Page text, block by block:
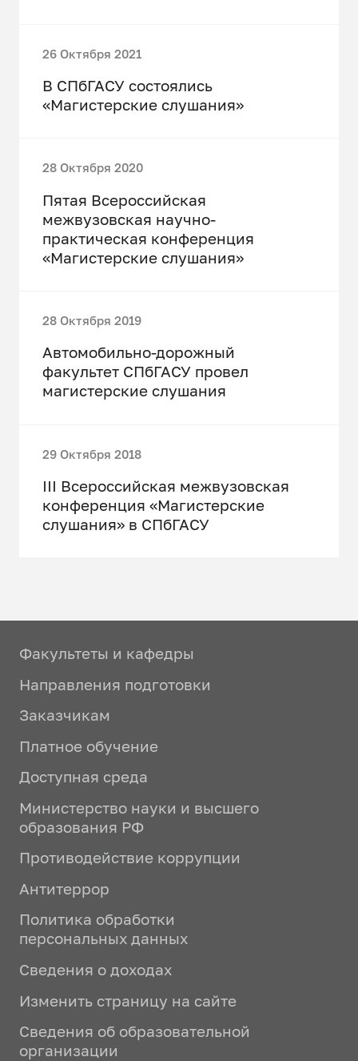
26 Октября 2021
В СПбГАСУ состоялись
«Магистерские слушания»
28 Октября 2020
Пятая Всероссийская
межвузовская научно-
практическая конференция
«Магистерские слушания»
28 Октября 2019
Автомобильно-дорожный
факультет СПбГАСУ провел
магистерские слушания
29 Октября 2018
III Всероссийская межвузовская
конференция «Магистерские
слушания» в СПбГАСУ
Факультеты и кафедры
Направления подготовки
Заказчикам
Платное обучение
Доступная среда
Министерство науки и высшего
образования РФ
Противодействие коррупции
Антитеррор
Политика обработки
персональных данных
Сведения о доходах
Изменить страницу на сайте
Сведения об образовательной
организации